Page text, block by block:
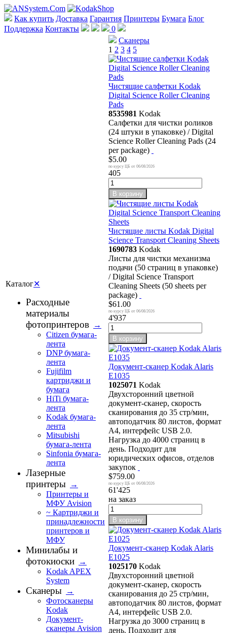
Как купить Доставка Гарантия Принтеры Бумага Блог
Поддержка Контакты
0
Сканеры
1 2 3 4 5
Чистящие салфетки Kodak
Digital Science Roller Cleaning
Pads
8535981 Kodak
Салфетки для чистки роликов
(24 штуки в упаковке) / Digital
Science Roller Cleaning Pads (24
per package)
$5.00
06/08/2026
405
В корзину
Чистящие листы Kodak Digital
Science Transport Cleaning Sheets
1690783 Kodak
Листы для чистки механизма
подачи (50 страниц в упаковке)
/ Digital Science Transport
Cleaning Sheets (50 sheets per
package)
$61.00
06/08/2026
4'937
В корзину
Документ-сканер Kodak Alaris
E1035
1025071 Kodak
Двухсторонний цветной
документ-сканер, скорость
сканирования до 35 стр/мин,
автоподатчик 80 листов, формат
А4, интерфейс USB 2.0.
Нагрузка до 4000 страниц в
день. Подходит для
юридических офисов, отделов
закупок
$759.00
06/08/2026
61'425
на заказ
В корзину
Документ-сканер Kodak Alaris
E1025
1025170 Kodak
Двухсторонний цветной
документ-сканер, скорость
сканирования до 25 стр/мин,
автоподатчик 80 листов, формат
А4, интерфейс USB 2.0.
Нагрузка до 3000 страниц в
день. Подходит для
Каталог✕
Расходные
материалы
фотопринтеров
→
Citizen бумага-
лента
DNP бумага-
лента
Fujifilm
картриджи и
бумага
HiTi бумага-
лента
Kodak бумага-
лента
Mitsubishi
бумага-лента
Sinfonia бумага-
лента
Лазерные
принтеры
→
Принтеры и
МФУ Avision
~ Картриджи и
принадлежности
принтеров и
МФУ
Минилабы и
фотокиоски
→
Kodak APEX
System
Сканеры
→
Фотосканеры
Kodak
Документ-
сканеры Avision